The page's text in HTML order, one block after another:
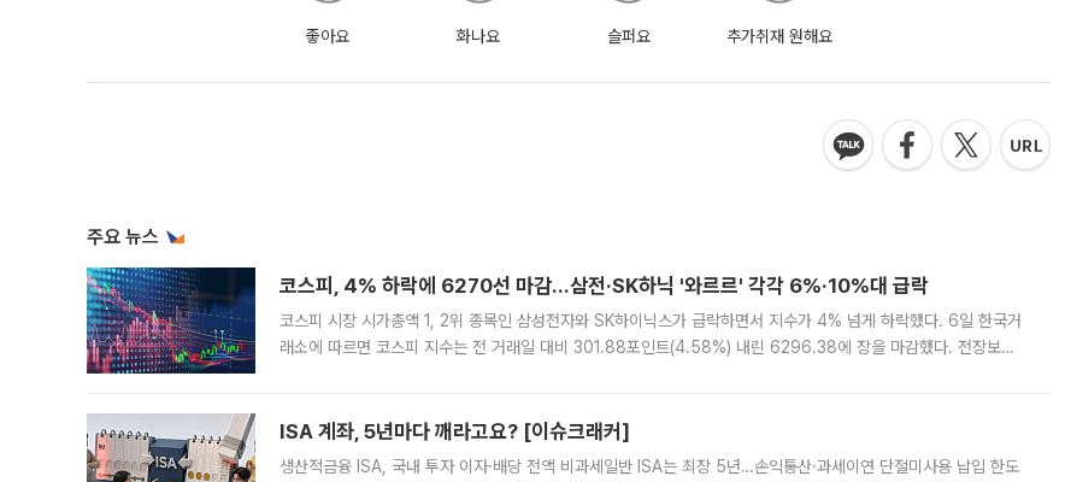
좋아요 화나요 슬퍼요 추가취재 원해요
주요 뉴스
코스피, 4% 하락에 6270선 마감…삼전·SK하닉 '와르르' 각각 6%·10%대 급락
코스피 시장 시가총액 1, 2위 종목인 삼성전자와 SK하이닉스가 급락하면서 지수가 4% 넘게 하락했다. 6일 한국거
래소에 따르면 코스피 지수는 전 거래일 대비 301.88포인트(4.58%) 내린 6296.38에 장을 마감했다. 전장보다
ISA 계좌, 5년마다 깨라고요? [이슈크래커]
생산적금융 ISA, 국내 투자 이자·배당 전액 비과세일반 ISA는 최장 5년…손익통산·과세이연 단절미사용 납입 한도